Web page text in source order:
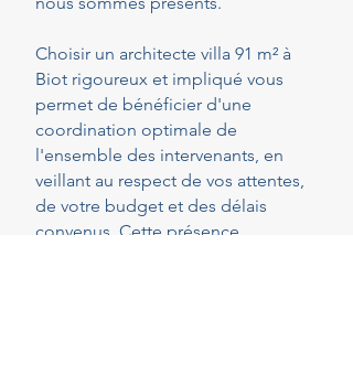
Choisir un architecte villa 91 m² à
Biot rigoureux et impliqué vous
permet de bénéficier d'une
coordination optimale de
l'ensemble des intervenants, en
veillant au respect de vos attentes,
de votre budget et des délais
convenus. Cette présence